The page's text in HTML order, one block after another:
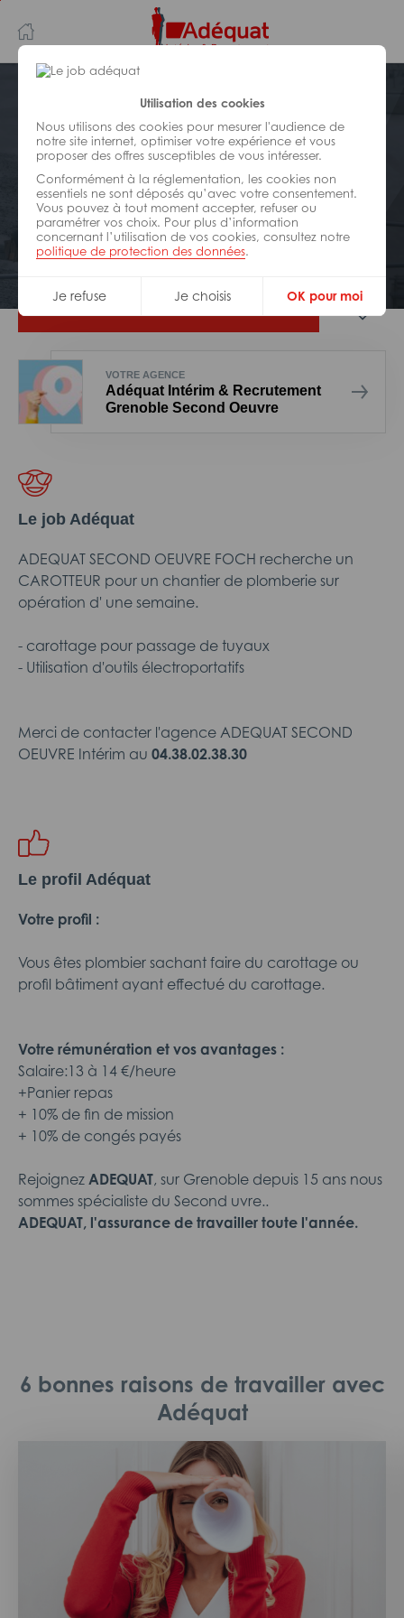
Utilisation des cookies
Nous utilisons des cookies pour mesurer l'audience de
notre site internet, optimiser votre expérience et vous
proposer des offres susceptibles de vous intéresser.
Conformément à la réglementation, les cookies non
essentiels ne sont déposés qu’avec votre consentement.
Vous pouvez à tout moment accepter, refuser ou
paramétrer vos choix. Pour plus d’information
concernant l’utilisation de vos cookies, consultez notre
politique de protection des données.
Je refuse Je choisis OK pour moi
au
contenu
principal
navigation
BÂTIMENT ET TRAVAUX PUBLICS
Réf : 0AL-322464
Carotteur
Interim Échirolles
VOTRE AGENCE
Adéquat Intérim & Recrutement
Grenoble Second Oeuvre
Le job Adéquat
ADEQUAT SECOND OEUVRE FOCH recherche un
CAROTTEUR pour un chantier de plomberie sur
opération d' une semaine.
- carottage pour passage de tuyaux
- Utilisation d'outils électroportatifs
Merci de contacter l'agence ADEQUAT SECOND
OEUVRE Intérim au 04.38.02.38.30
Le profil Adéquat
Votre profil :
Vous êtes plombier sachant faire du carottage ou
profil bâtiment ayant effectué du carottage.
Votre rémunération et vos avantages :
Salaire:13 à 14 €/heure
+Panier repas
+ 10% de fin de mission
+ 10% de congés payés
Rejoignez ADEQUAT, sur Grenoble depuis 15 ans nous
sommes spécialiste du Second uvre..
ADEQUAT, l'assurance de travailler toute l'année.
6 bonnes raisons de travailler avec
Adéquat